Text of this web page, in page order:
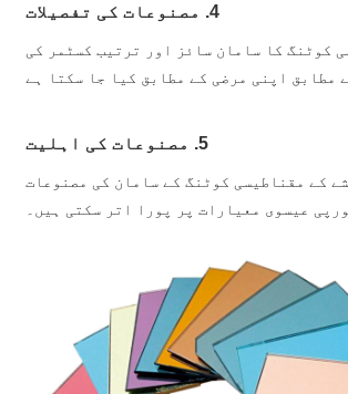
4. مصنوعات کی تفصیلات
کوٹنگ کا سامان سائز اور ترتیب کسٹمر کی
مطابق اپنی مرضی کے مطابق کیا جا سکتا ہے
5. مصنوعات کی اہلیت
کے مقناطیسی کوٹنگ کے سامان کی مصنوعات
عیسوی معیارات پر پورا اتر سکتی ہیں۔